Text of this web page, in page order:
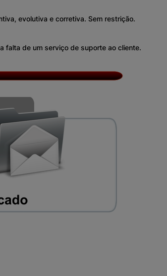
evolutiva e corretiva. Sem restrição.
falta de um serviço de suporte ao cliente.